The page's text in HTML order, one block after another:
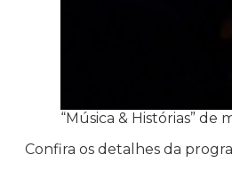
“Música & Histórias” de
Confira os detalhes da